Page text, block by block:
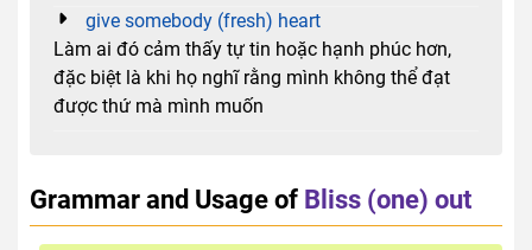
give somebody (fresh) heart
Làm ai đó cảm thấy tự tin hoặc hạnh phúc hơn,
đặc biệt là khi họ nghĩ rằng mình không thể đạt
được thứ mà mình muốn
Grammar and Usage of Bliss (one) out